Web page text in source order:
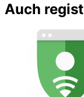
Auch